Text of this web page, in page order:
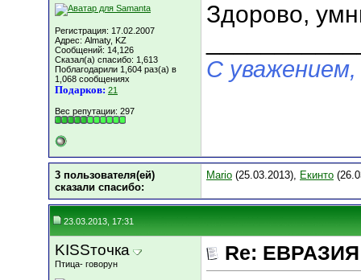
Регистрация: 17.02.2007
Адрес: Almaty, KZ
Сообщений: 14,126
Сказал(а) спасибо: 1,613
Поблагодарили 1,604 раз(а) в
1,068 сообщениях
Подарков: 21
Вес репутации: 297
Здорово,
С
3 пользователя(ей)
сказали cпасибо:
Mario (25.03.2013), Екинто
23.03.2013, 17:31
KISSточка
Птица- говорун Re: ЕВРАЗИЯ